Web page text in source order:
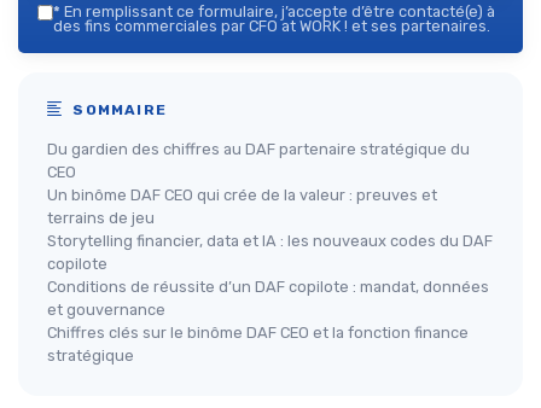
* En remplissant ce formulaire, j’accepte d’être contacté(e) à
des fins commerciales par CFO at WORK ! et ses partenaires.
SOMMAIRE
Du gardien des chiffres au DAF partenaire stratégique du
CEO
Un binôme DAF CEO qui crée de la valeur : preuves et
terrains de jeu
Storytelling financier, data et IA : les nouveaux codes du DAF
copilote
Conditions de réussite d’un DAF copilote : mandat, données
et gouvernance
Chiffres clés sur le binôme DAF CEO et la fonction finance
stratégique